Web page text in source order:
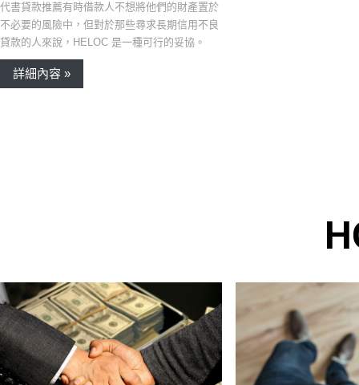
代書貸款推薦有時借款人不想將他們的財產置於
不必要的風險中，但對於那些尋求長期信用不良
貸款的人來說，HELOC 是一種可行的妥協。
詳細內容 »